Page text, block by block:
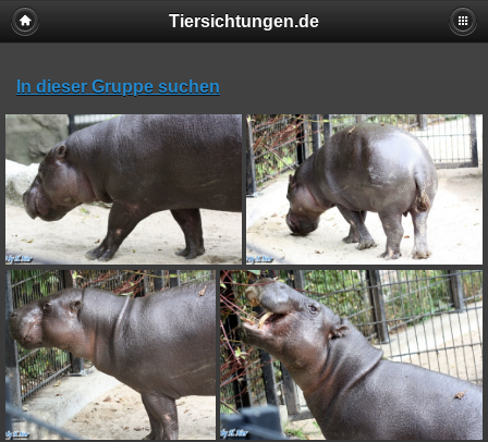
Tiersichtungen.de
In dieser Gruppe suchen